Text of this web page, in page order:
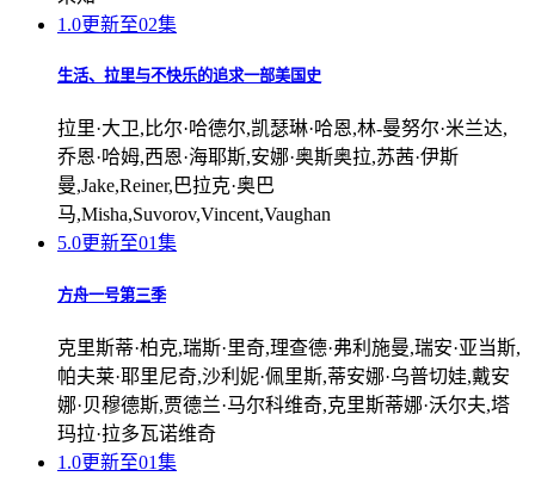
1.0更新至02集
生活、拉里与不快乐的追求一部美国史
拉里·大卫,比尔·哈德尔,凯瑟琳·哈恩,林-曼努尔·米兰达,
乔恩·哈姆,西恩·海耶斯,安娜·奥斯奥拉,苏茜·伊斯
曼,Jake,Reiner,巴拉克·奥巴
马,Misha,Suvorov,Vincent,Vaughan
5.0更新至01集
方舟一号第三季
克里斯蒂·柏克,瑞斯·里奇,理查德·弗利施曼,瑞安·亚当斯,
帕夫莱·耶里尼奇,沙利妮·佩里斯,蒂安娜·乌普切娃,戴安
娜·贝穆德斯,贾德兰·马尔科维奇,克里斯蒂娜·沃尔夫,塔
玛拉·拉多瓦诺维奇
1.0更新至01集